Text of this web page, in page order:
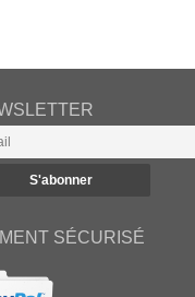
SÉCURISÉ